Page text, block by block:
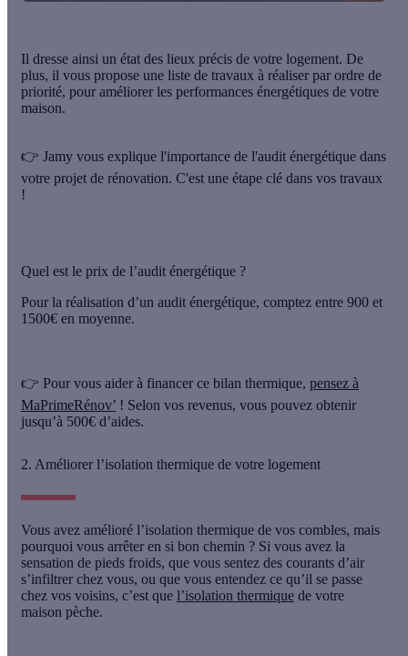
Il dresse ainsi un état des lieux précis de votre logement. De
plus, il vous propose une liste de travaux à réaliser par ordre de
priorité, pour améliorer les performances énergétiques de votre
maison.
👉 Jamy vous explique l'importance de l'audit énergétique dans
votre projet de rénovation. C'est une étape clé dans vos travaux
!
Quel est le prix de l’audit énergétique ?
Pour la réalisation d’un audit énergétique, comptez entre 900 et
1500€ en moyenne.
👉 Pour vous aider à financer ce bilan thermique, pensez à
MaPrimeRénov’ ! Selon vos revenus, vous pouvez obtenir
jusqu’à 500€ d’aides.
2. Améliorer l’isolation thermique de votre logement
Vous avez amélioré l’isolation thermique de vos combles, mais
pourquoi vous arrêter en si bon chemin ? Si vous avez la
sensation de pieds froids, que vous sentez des courants d’air
s’infiltrer chez vous, ou que vous entendez ce qu’il se passe
chez vos voisins, c’est que l’isolation thermique de votre
maison pèche.